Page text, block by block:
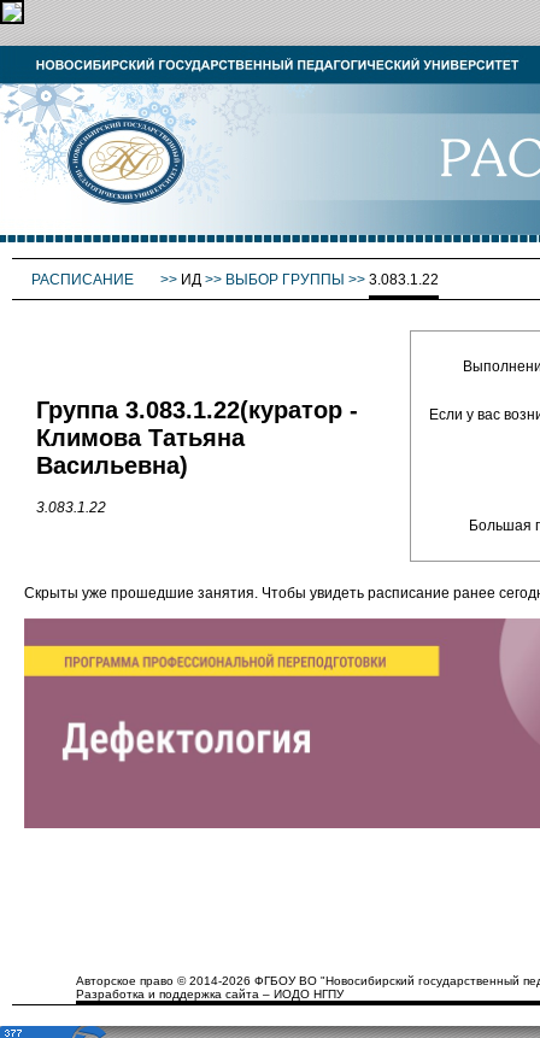
РАСПИСАНИЕ >> ИД >> ВЫБОР ГРУППЫ >> 3.083.1.22
Группа 3.083.1.22(куратор -
Климова Татьяна
Васильевна)
3.083.1.22
Если у вас
Большая
Скрыты уже прошедшие занятия. Чтобы увидеть расписание ранее
Авторское право © 2014-2026 ФГБОУ ВО "Новосибирский государственный
Разработка и поддержка сайта – ИОДО НГПУ